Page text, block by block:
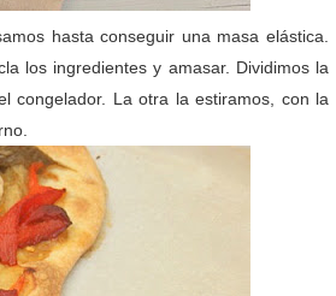
hasta conseguir una masa elástica.
los ingredientes y amasar. Dividimos la
congelador. La otra la estiramos, con la